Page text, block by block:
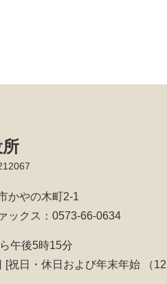
かやの木町2-1
ックス：0573-66-0634
午後5時15分
[祝日・休日および年末年始
（